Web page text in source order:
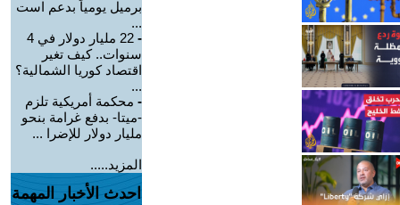
برميل يومياً بدعم است
...
-
22 مليار دولار في 4
سنوات.. كيف تغير
اقتصاد كوريا الشمالية؟
...
- محكمة أمريكية تلزم
-ميتا- بدفع غرامة بنحو
مليار دولار للإضرا ...
المزيد.....
احدث الأخبار المهمة